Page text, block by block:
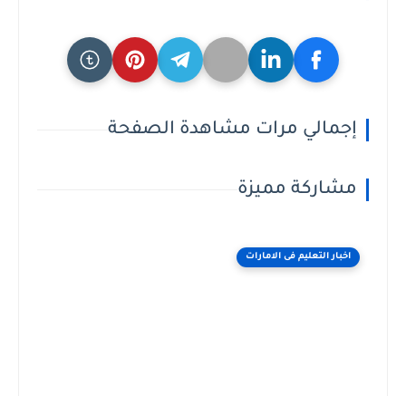
إجمالي مرات مشاهدة الصفحة
مشاركة مميزة
اخبار التعليم فى الامارات